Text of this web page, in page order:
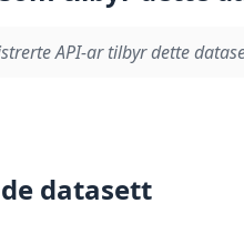
API-ar tilbyr dette
datasett